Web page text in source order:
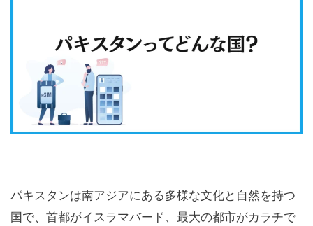
パキスタンは南アジアにある多様な文化と自然を持つ
国で、首都がイスラマバード、最大の都市がカラチで